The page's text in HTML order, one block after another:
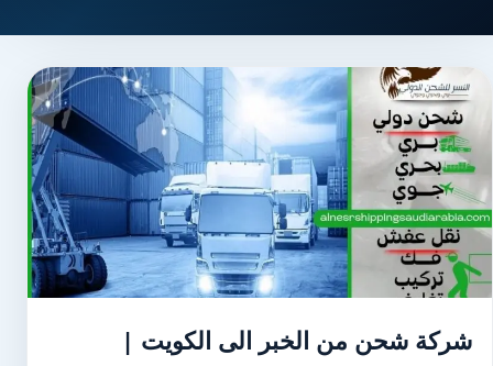
شركة شحن من الخبر الى الكويت |